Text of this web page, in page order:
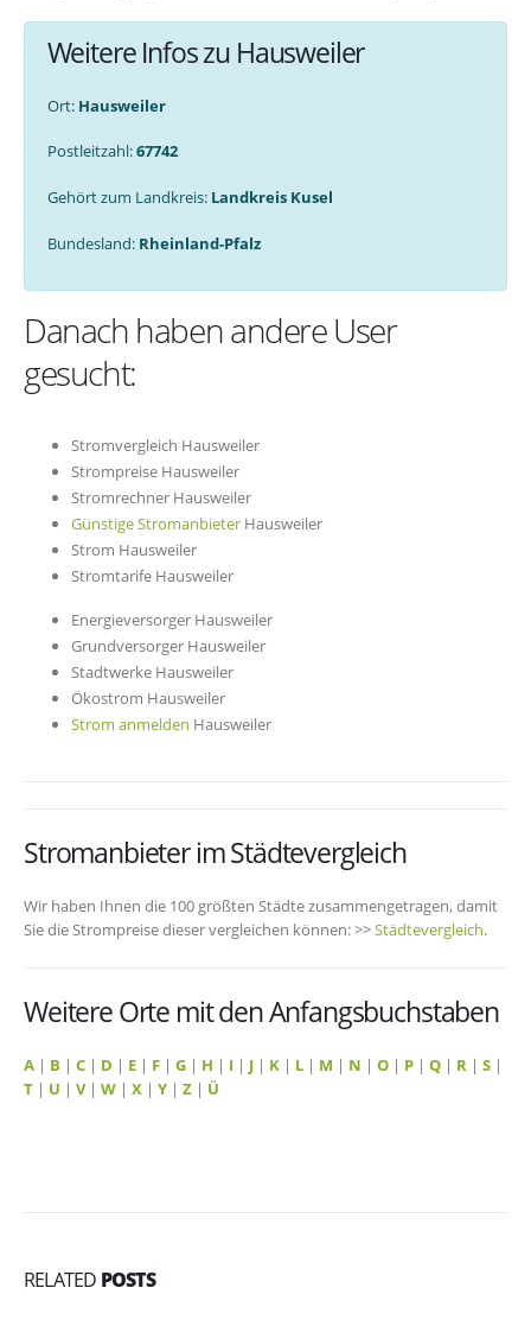
Weitere Infos zu Hausweiler
Ort: Hausweiler
Postleitzahl:67742
Gehört zum Landkreis: Landkreis Kusel
Bundesland: Rheinland-Pfalz
Danach haben andere User
gesucht:
Stromvergleich Hausweiler
Strompreise Hausweiler
Stromrechner Hausweiler
Günstige Stromanbieter Hausweiler
Strom Hausweiler
Stromtarife Hausweiler
Energieversorger Hausweiler
Grundversorger Hausweiler
Stadtwerke Hausweiler
Ökostrom Hausweiler
Strom anmelden Hausweiler
Stromanbieter im Städtevergleich
Wir haben Ihnen die 100 größten Städte zusammengetragen, damit
Sie die Strompreise dieser vergleichen können: >>Städtevergleich.
Weitere Orte mit den Anfangsbuchstaben
A | B | C | D | E | F | G | H | I | J | K | L | M | N | O | P | Q | R | S |
T | U | V| W | X | Y | Z | Ü
RELATED POSTS